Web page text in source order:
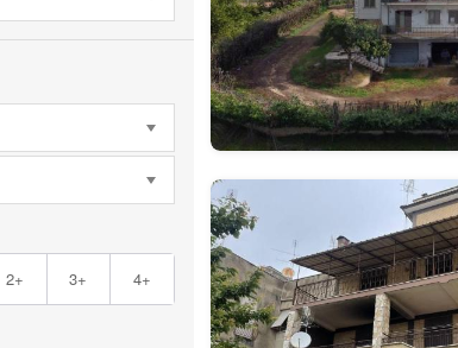
2+ 3+ 4+